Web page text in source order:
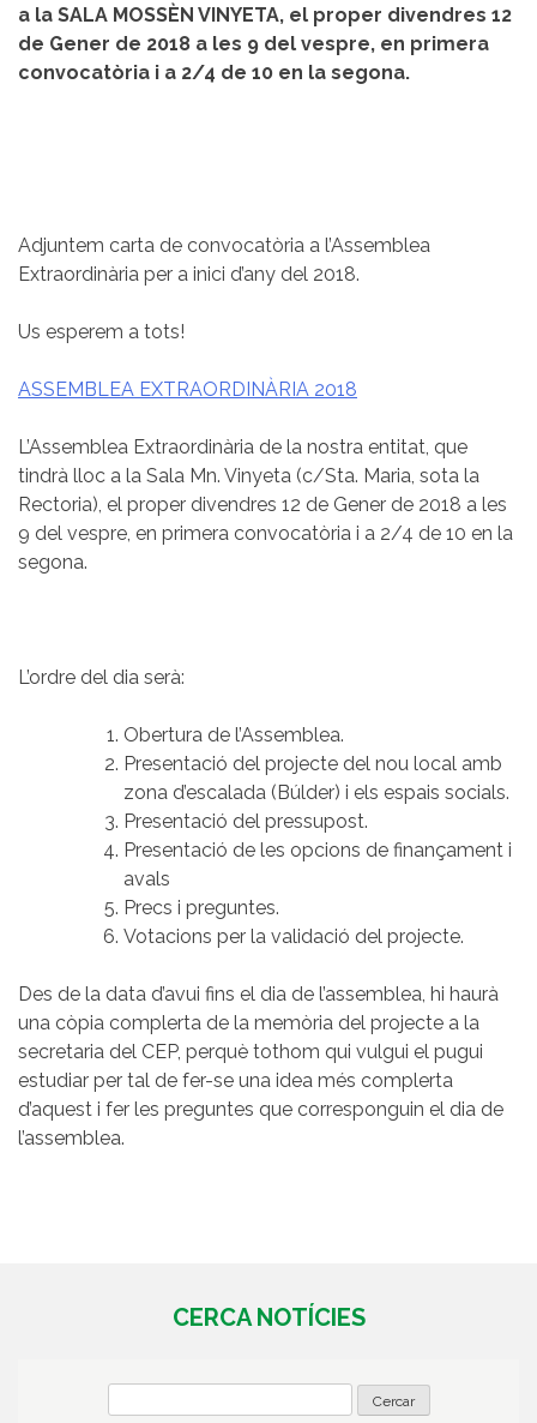
a la SALA MOSSÈN VINYETA, el proper divendres 12
de Gener de 2018 a les 9 del vespre, en primera
convocatòria i a 2/4 de 10 en la segona.
Adjuntem carta de convocatòria a l’Assemblea
Extraordinària per a inici d’any del 2018.
Us esperem a tots!
ASSEMBLEA EXTRAORDINÀRIA 2018
L’Assemblea Extraordinària de la nostra entitat, que
tindrà lloc a la Sala Mn. Vinyeta (c/Sta. Maria, sota la
Rectoria), el proper divendres 12 de Gener de 2018 a les
9 del vespre, en primera convocatòria i a 2/4 de 10 en la
segona.
L’ordre del dia serà:
Obertura de l’Assemblea.
Presentació del projecte del nou local amb
zona d’escalada (Búlder) i els espais socials.
Presentació del pressupost.
Presentació de les opcions de finançament i
avals
Precs i preguntes.
Votacions per la validació del projecte.
Des de la data d’avui fins el dia de l’assemblea, hi haurà
una còpia complerta de la memòria del projecte a la
secretaria del CEP, perquè tothom qui vulgui el pugui
estudiar per tal de fer-se una idea més complerta
d’aquest i fer les preguntes que corresponguin el dia de
l’assemblea.
CERCA NOTÍCIES